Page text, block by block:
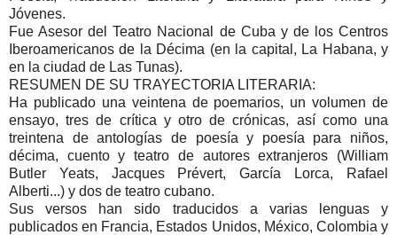
Jóvenes.
Fue Asesor del Teatro Nacional de Cuba y de los Centros
Iberoamericanos de la Décima (en la capital, La Habana, y
en la ciudad de Las Tunas).
RESUMEN DE SU TRAYECTORIA LITERARIA:
Ha publicado una veintena de poemarios, un volumen de
ensayo, tres de crítica y otro de crónicas, así como una
treintena de antologías de poesía y poesía para niños,
décima, cuento y teatro de autores extranjeros (William
Butler Yeats, Jacques Prévert, García Lorca, Rafael
Alberti...) y dos de teatro cubano.
Sus versos han sido traducidos a varias lenguas y
publicados en Francia, Estados Unidos, México, Colombia y